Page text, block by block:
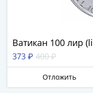
Ватикан 100 лир
373 ₽ 400 ₽
Отложить